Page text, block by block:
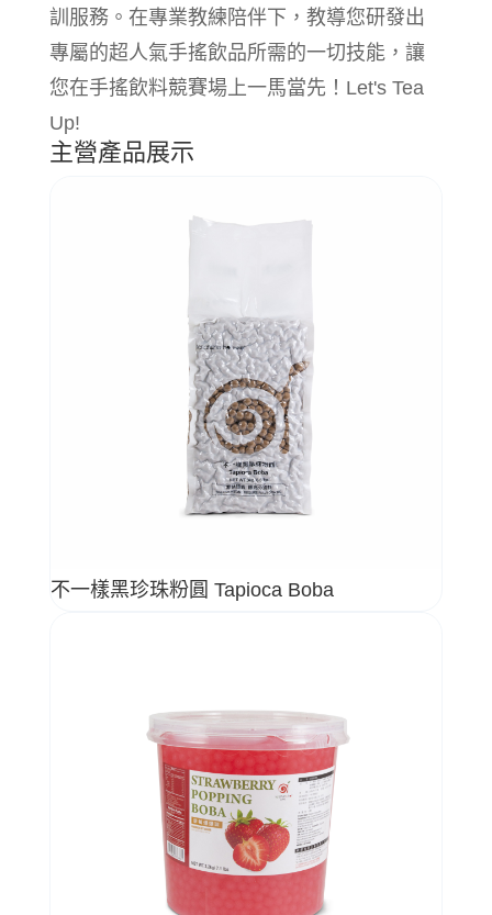
訓服務。在專業教練陪伴下，教導您研發出
專屬的超人氣手搖飲品所需的一切技能，讓
您在手搖飲料競賽場上一馬當先！Let's Tea
Up!
主營產品展示
不一樣黑珍珠粉圓 Tapioca Boba